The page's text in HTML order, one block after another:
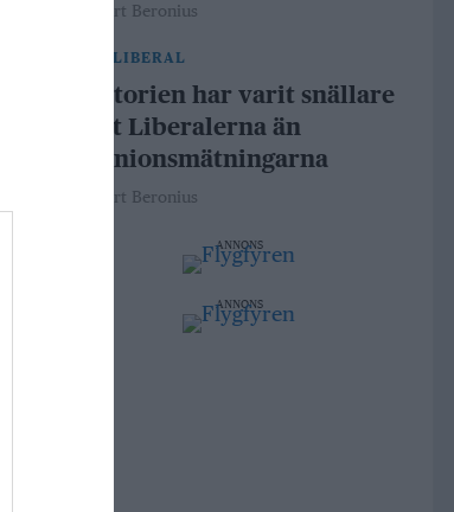
Robert Beronius
LIBERAL
Historien har varit snällare
mot Liberalerna än
opinionsmätningarna
Robert Beronius
ANNONS
ANNONS